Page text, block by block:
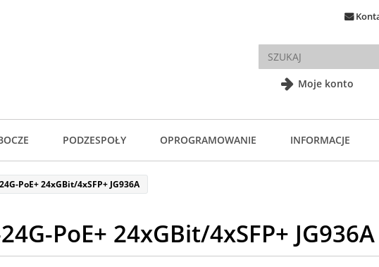
Moje konto
PODZESPOŁY OPROGRAMOWANIE INFORMACJE
PoE+ 24xGBit/4xSFP+ JG936A
PoE+ 24xGBit/4xSFP+ JG936A